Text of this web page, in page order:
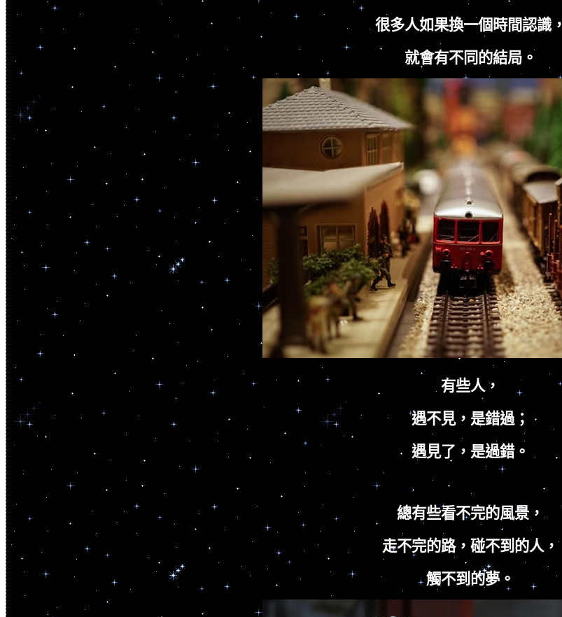
很多人如果換一個時間認識，
就會有不同的結局。
有些人，
遇不見，是錯過；
遇見了，是過錯。
總有些看不完的風景，
走不完的路，碰不到的人，
觸不到的夢。